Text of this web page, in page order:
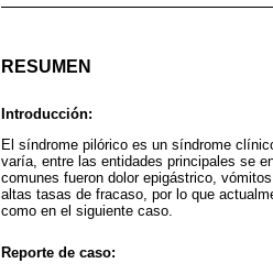
RESUMEN
Introducción:
El síndrome pilórico es un síndrome
varía, entre las entidades principales se
comunes fueron dolor epigástrico,
altas tasas de fracaso, por lo que
como en el siguiente caso.
Reporte de caso: